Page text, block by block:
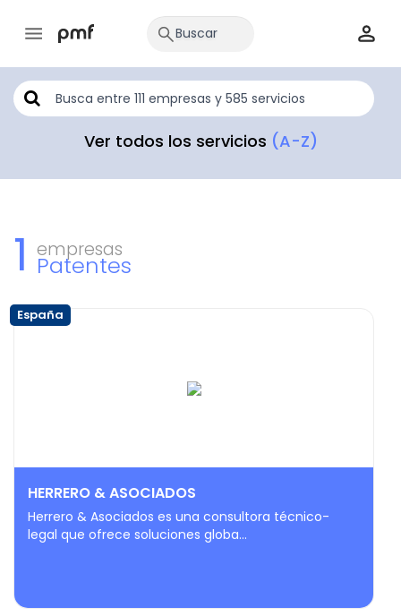
Ver todos los servicios (A-Z)
1 empresas
Patentes
España
HERRERO & ASOCIADOS
Herrero & Asociados es una consultora técnico-
legal que ofrece soluciones globa...